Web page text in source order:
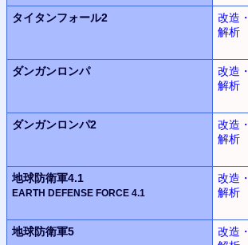
タイタンフォール2
改造・
解析
ダンガンロンパ
改造・
解析
ダンガンロンパ2
改造・
解析
地球防衛軍4.1
EARTH DEFENSE FORCE 4.1
改造・
解析
地球防衛軍5
改造・